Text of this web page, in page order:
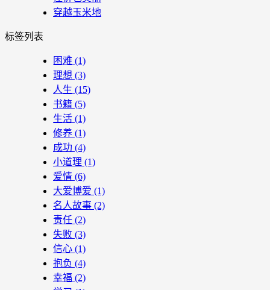
穿越玉米地
标签列表
困难 (1)
理想 (3)
人生 (15)
书籍 (5)
生活 (1)
修养 (1)
成功 (4)
小道理 (1)
爱情 (6)
大爱博爱 (1)
名人故事 (2)
责任 (2)
失败 (3)
信心 (1)
抱负 (4)
幸福 (2)